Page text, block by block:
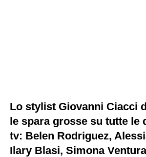
Lo stylist Giovanni Ciacci
le spara grosse su tutte le
tv: Belen Rodriguez,
Ilary Blasi, Simona